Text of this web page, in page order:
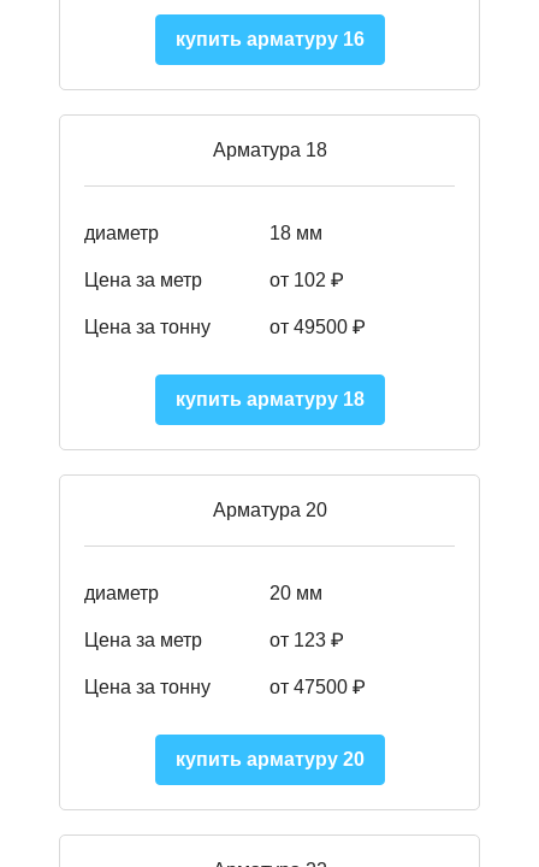
купить арматуру 16
Арматура 18
диаметр 18 мм
Цена за метр от 102 ₽
Цена за тонну от 49500 ₽
купить арматуру 18
Арматура 20
диаметр 20 мм
Цена за метр от 123 ₽
Цена за тонну от 47500 ₽
купить арматуру 20